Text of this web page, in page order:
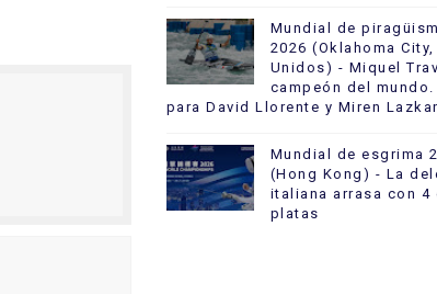
Mundial de
2026 (Oklahoma
Unidos) - Miquel
campeón del mundo.
para David Llorente y Miren
Mundial de esgrima
(Hong Kong) - La
italiana arrasa con 4
platas